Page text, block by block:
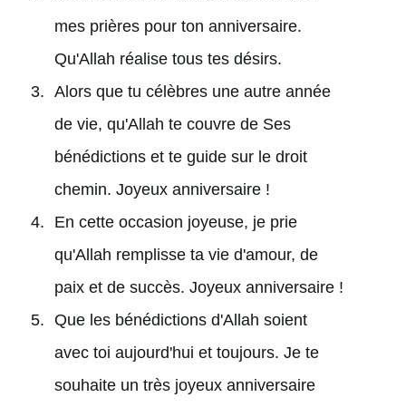
mes prières pour ton anniversaire.
Qu'Allah réalise tous tes désirs.
Alors que tu célèbres une autre année
de vie, qu'Allah te couvre de Ses
bénédictions et te guide sur le droit
chemin. Joyeux anniversaire !
En cette occasion joyeuse, je prie
qu'Allah remplisse ta vie d'amour, de
paix et de succès. Joyeux anniversaire !
Que les bénédictions d'Allah soient
avec toi aujourd'hui et toujours. Je te
souhaite un très joyeux anniversaire